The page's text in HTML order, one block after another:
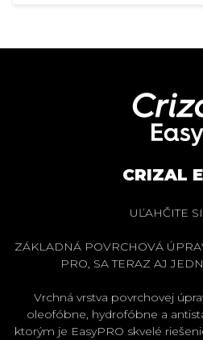
CRIZAL
UĽAHČITE SI
ZÁKLADNÁ POVRCHOVÁ
PRO, SA TERAZ AJ
Vrchná vrstva povrchovej
oleofóbne, hydrofóbne a
ktorým je EasyPRO skvelé